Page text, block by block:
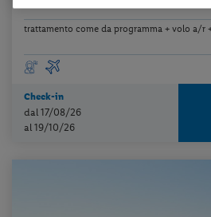
trattamento come da programma + volo a/r
Check-in
dal 17/08/26
al 19/10/26